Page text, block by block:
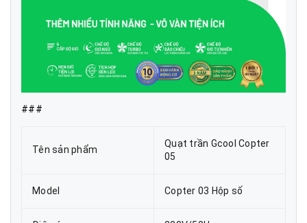
###
Tên sản phẩm
Quạt trần Gcool Copter
05
Model Copter 03 Hộp số